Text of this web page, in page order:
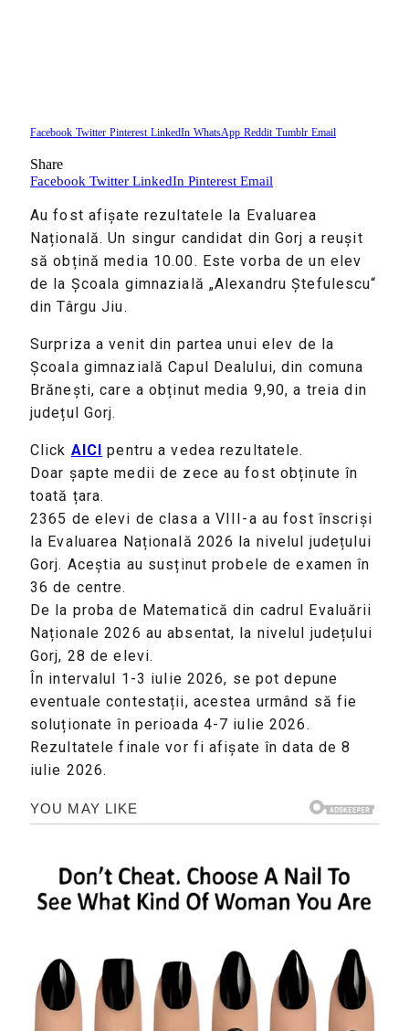
Facebook Twitter Pinterest LinkedIn WhatsApp Reddit Tumblr Email
Share
Facebook Twitter LinkedIn Pinterest Email
Au fost afișate rezultatele la Evaluarea
Națională. Un singur candidat din Gorj a reușit
să obțină media 10.00. Este vorba de un elev
de la Școala gimnazială „Alexandru Ștefulescu“
din Târgu Jiu.
Surpriza a venit din partea unui elev de la
Școala gimnazială Capul Dealului, din comuna
Brănești, care a obținut media 9,90, a treia din
județul Gorj.
Click AICI pentru a vedea rezultatele.
Doar șapte medii de zece au fost obținute în
toată țara.
2365 de elevi de clasa a VIII-a au fost înscriși
la Evaluarea Națională 2026 la nivelul județului
Gorj. Aceștia au susținut probele de examen în
36 de centre.
De la proba de Matematică din cadrul Evaluării
Naționale 2026 au absentat, la nivelul județului
Gorj, 28 de elevi.
În intervalul 1-3 iulie 2026, se pot depune
eventuale contestații, acestea urmând să fie
soluționate în perioada 4-7 iulie 2026.
Rezultatele finale vor fi afișate în data de 8
iulie 2026.